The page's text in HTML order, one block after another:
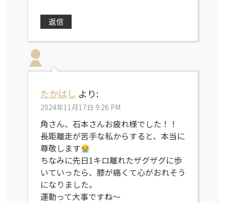
返信
たかはし より:
2024年11月17日 9:26 PM
角さん、石本さんお疲れ様でした！！
長距離走が苦手な私からすると、本当に
尊敬します
ちなみに先日1キロ離れたザグザグに歩
いていったら、膝が痛くて心がおれそう
になりました。
運動って大事ですね〜